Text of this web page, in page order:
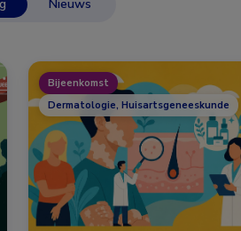
Nieuws
Bijeenkomst
Dermatologie, Huisartsgeneeskunde